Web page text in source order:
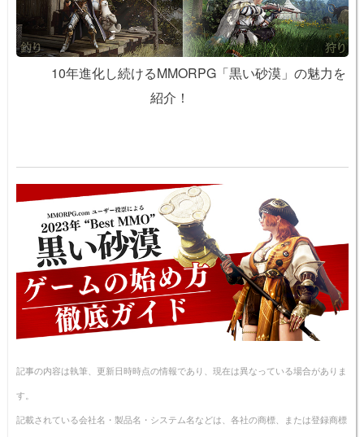
10年進化し続けるMMORPG「黒い砂漠」の魅力を
紹介！
記事の内容は執筆、更新日時時点の情報であり、現在は異なっている場合がありま
す。
記載されている会社名・製品名・システム名などは、各社の商標、または登録商標